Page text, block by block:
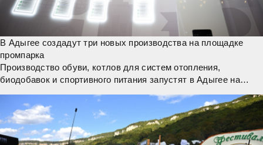
В Адыгее создадут три новых производства на площадке
промпарка
Производство обуви, котлов для систем отопления,
биодобавок и спортивного питания запустят в Адыгее на
развивается в соответствии с задачами